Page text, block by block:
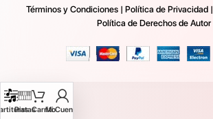
Términos y Condiciones| Política de Privacidad|
Política de Derechos de Autor
PistasCarritoMi Cuenta